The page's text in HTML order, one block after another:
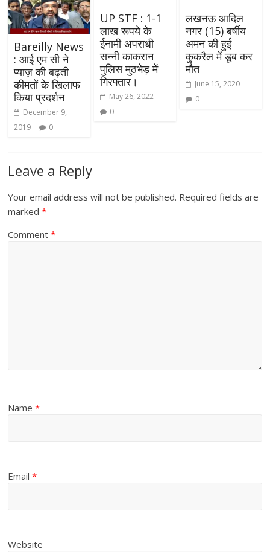
Bareilly News
: आई एम सी ने
प्याज़ की बढ़ती
कीमतों के खिलाफ
किया प्रदर्शन
December 9,
2019
0
UP STF : 1-1
लाख रूपये के
ईनामी अपराधी
सन्नी काकरान
पुलिस मुठभेड़ में
गिरफ्तार।
May 26, 2022
0
लखनऊ आदिल
नगर (15) बर्षीय
अमन की हुई
कुकरैल में डूब कर
मौत
June 15, 2020
0
Leave a Reply
Your email address will not be published. Required fields are
marked*
Comment*
Name*
Email*
Website